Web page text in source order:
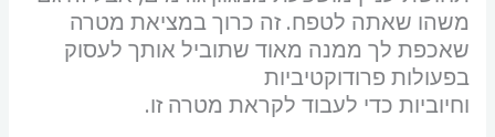
משהו שאתה לטפח. זה כרוך במציאת מטרה
שאכפת לך ממנה מאוד שתוביל אותך לעסוק
בפעולות פרודוקטיביות
וחיוביות כדי לעבוד לקראת מטרה זו.